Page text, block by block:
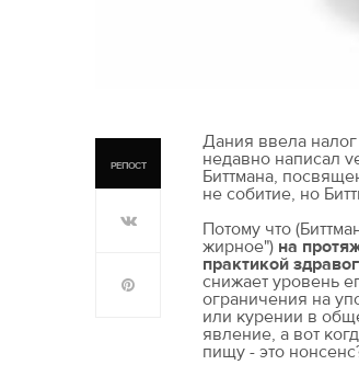
РЕПОСТ
Дания ввела
недавно написал
Биттмана,
не собитие, но
Потому что
жирное") на
практикой
снижает уровень
ограничения на
или курении в
явление, а вот
пищу - это